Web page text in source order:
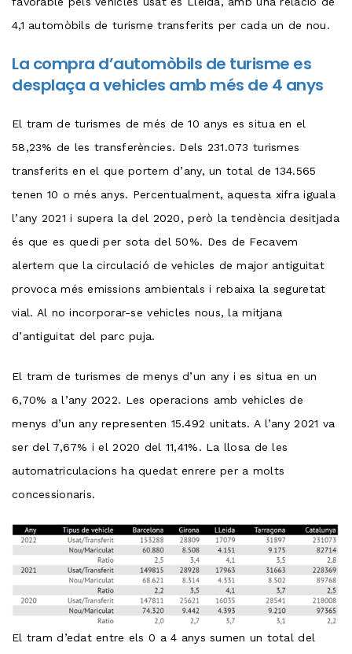
4,1 automòbils de turisme transferits per cada un de nou.
La compra d’automòbils de turisme es
desplaça a vehicles amb més de 4 anys
El tram de turismes de més de 10 anys es situa en el
58,23% de les transferències. Dels 231.073 turismes
transferits en el que portem d’any, un total de 134.565
tenen 10 o més anys. Percentualment, aquesta xifra iguala
l’any 2021 i supera la del 2020, però la tendència desitjada
és que es quedi per sota del 50%. Des de Fecavem
alertem que la circulació de vehicles de major antiguitat
provoca més emissions ambientals i rebaixa la seguretat
vial. Al no incorporar-se vehicles nous, la mitjana
d’antiguitat del parc puja.
El tram de turismes de menys d’un any i es situa en un
6,70% a l’any 2022. Les operacions amb vehicles de
menys d’un any representen 15.492 unitats. A l’any 2021 va
ser del 7,67% i el 2020 del 11,41%. La llosa de les
automatriculacions ha quedat enrere per a molts
concessionaris.
El tram d’edat entre els 0 a 4 anys sumen un total del